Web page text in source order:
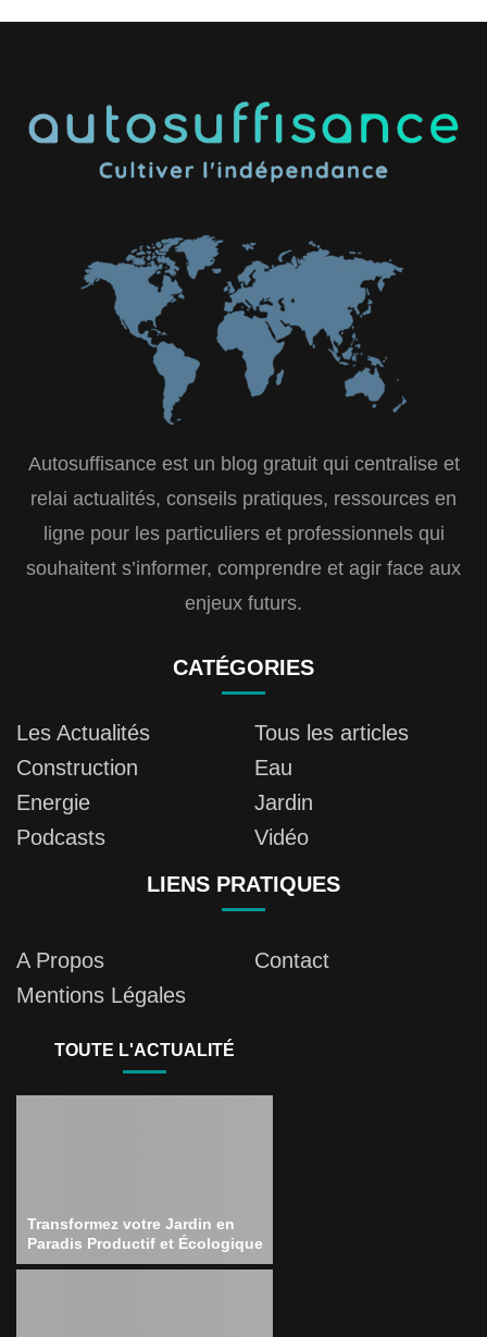
Autosuffisance est un blog gratuit qui centralise et
relai actualités, conseils pratiques, ressources en
ligne pour les particuliers et professionnels qui
souhaitent s’informer, comprendre et agir face aux
enjeux futurs.
CATÉGORIES
Les Actualités
Tous les articles
Construction
Eau
Energie
Jardin
Podcasts
Vidéo
LIENS PRATIQUES
A Propos
Contact
Mentions Légales
TOUTE L'ACTUALITÉ
Transformez votre Jardin en
Paradis Productif et Écologique